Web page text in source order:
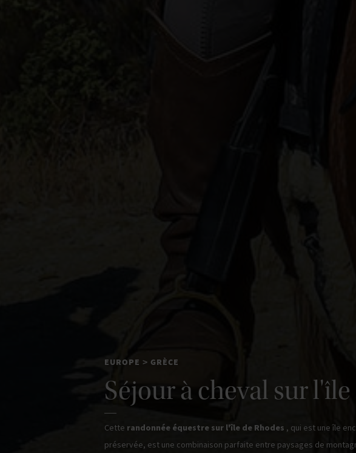
EUROPE > GRÈCE
Séjour à cheval sur
Cette randonnée équestre sur l'île de Rhodes , qui est une île
préservée, est une combinaison parfaite entre paysages de
villages authentiques, une gastronomie